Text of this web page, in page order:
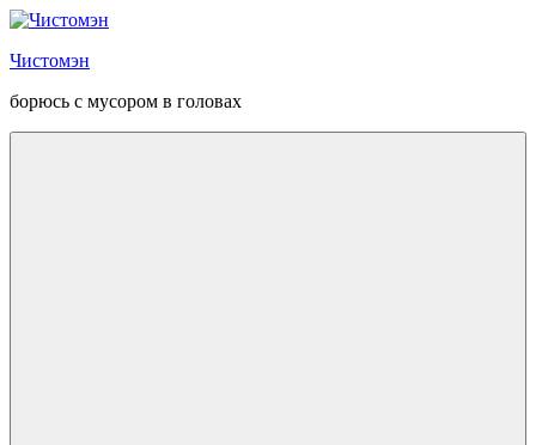
Перейти
содержанию
Чистомэн
борюсь с мусором в головах